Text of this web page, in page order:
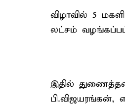
விழாவில் 5
லட்சம்
இதில்
பி.விஜயரங்கன்,